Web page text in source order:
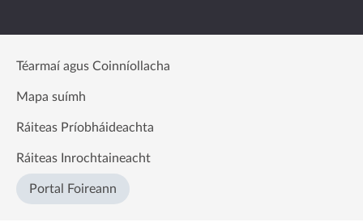
Téarmaí agus Coinníollacha
Mapa suímh
Ráiteas Príobháideachta
Ráiteas Inrochtaineacht
Portal Foireann